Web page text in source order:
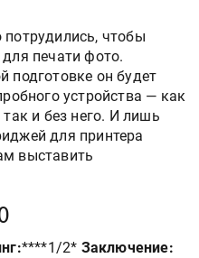
чтобы
печати фото.
подготовке он будет
устройства — как
и без него. И лишь
для принтера
выставить
****1/2* Заключение: